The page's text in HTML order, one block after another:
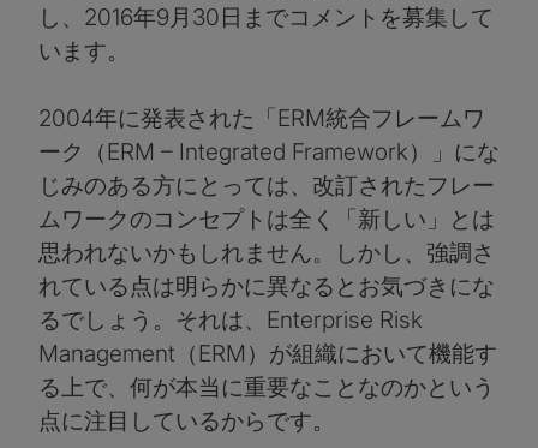
し、2016年9月30日までコメントを募集して
います。
2004年に発表された「ERM統合フレームワ
ーク（ERM – Integrated Framework）」にな
じみのある方にとっては、改訂されたフレー
ムワークのコンセプトは全く「新しい」とは
思われないかもしれません。しかし、強調さ
れている点は明らかに異なるとお気づきにな
るでしょう。それは、Enterprise Risk
Management（ERM）が組織において機能す
る上で、何が本当に重要なことなのかという
点に注目しているからです。